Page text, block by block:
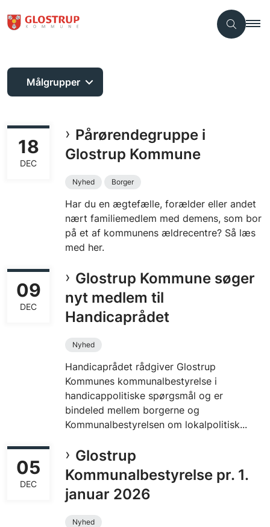
Målgrupper
Pårørendegruppe i
Glostrup Kommune
18
DEC
Nyhed Borger
Har du en ægtefælle, forælder eller andet
nært familiemedlem med demens, som bor
på et af kommunens ældrecentre? Så læs
med her.
Glostrup Kommune søger
nyt medlem til
Handicaprådet
09
DEC
Nyhed
Handicaprådet rådgiver Glostrup
Kommunes kommunalbestyrelse i
handicappolitiske spørgsmål og er
bindeled mellem borgerne og
Kommunalbestyrelsen om lokalpolitisk...
Glostrup
Kommunalbestyrelse pr. 1.
januar 2026
05
DEC
Nyhed